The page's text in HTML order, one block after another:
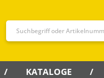
KATALOGE